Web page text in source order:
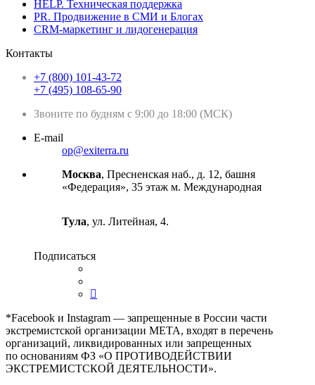
HELP. Техническая поддержка
PR. Продвижение в СМИ и Блогах
CRM-маркетинг и лидогенерация
Контакты
+7 (800) 101-43-72
+7 (495) 108-65-90
Звоните по будням с 9:00 до 18:00 (МСК)
E-mail
op@exiterra.ru
Москва, Пресненская наб., д. 12, башня
«Федерация», 35 этаж м. Международная
Тула, ул. Литейная, 4.
Подписаться
*Facebook и Instagram — запрещенные в России части
экстремистской организации META, входят в перечень
организаций, ликвидированных или запрещенных
по основаниям ФЗ «О ПРОТИВОДЕЙСТВИИ
ЭКСТРЕМИСТСКОЙ ДЕЯТЕЛЬНОСТИ».